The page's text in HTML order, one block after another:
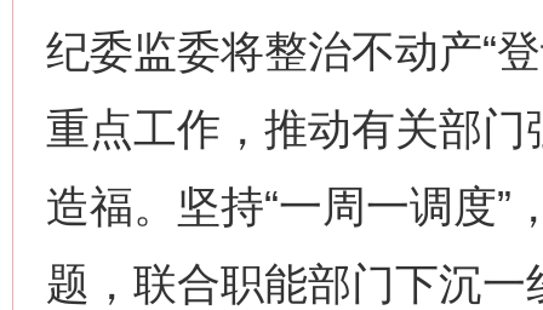
纪委监委将整治不动产“
重点工作，推动有关部
造福。坚持“一周一调度
题，联合职能部门下沉